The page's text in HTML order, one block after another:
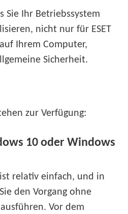
Sie Ihr Betriebssystem
nicht nur für ESET
Ihrem Computer,
Sicherheit.
zur Verfügung:
10 oder Windows
relativ einfach, und in
den Vorgang ohne
Vor dem